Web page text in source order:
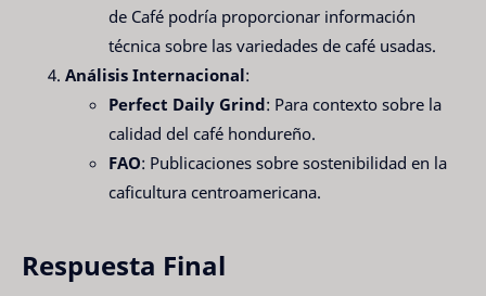
de Café podría proporcionar información
técnica sobre las variedades de café usadas.
Análisis Internacional:
Perfect Daily Grind: Para contexto sobre la
calidad del café hondureño.
FAO: Publicaciones sobre sostenibilidad en la
caficultura centroamericana.
Respuesta Final